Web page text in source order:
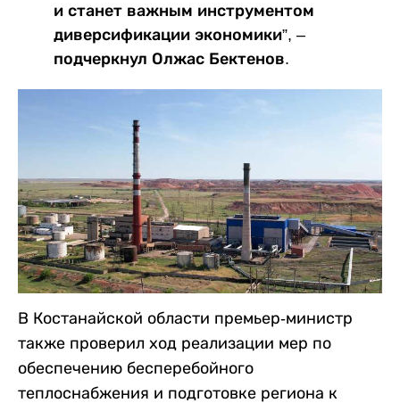
и станет важным инструментом
диверсификации экономики”, –
подчеркнул Олжас Бектенов.
В Костанайской области премьер-министр
также проверил ход реализации мер по
обеспечению бесперебойного
теплоснабжения и подготовке региона к